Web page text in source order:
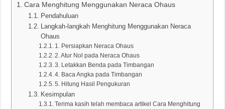
Cara Menghitung Menggunakan Neraca Ohaus
Pendahuluan
Langkah-langkah Menghitung Menggunakan Neraca
Ohaus
1. Persiapkan Neraca Ohaus
2. Atur Nol pada Neraca Ohaus
3. Letakkan Benda pada Timbangan
4. Baca Angka pada Timbangan
5. Hitung Hasil Pengukuran
Kesimpulan
Terima kasih telah membaca artikel Cara Menghitung